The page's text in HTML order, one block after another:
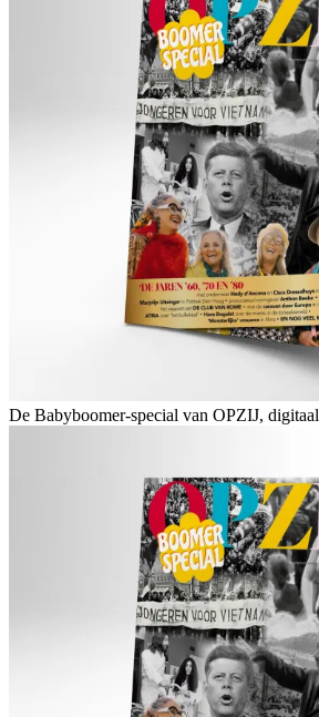
De Babyboomer-special van OPZIJ, digitaal